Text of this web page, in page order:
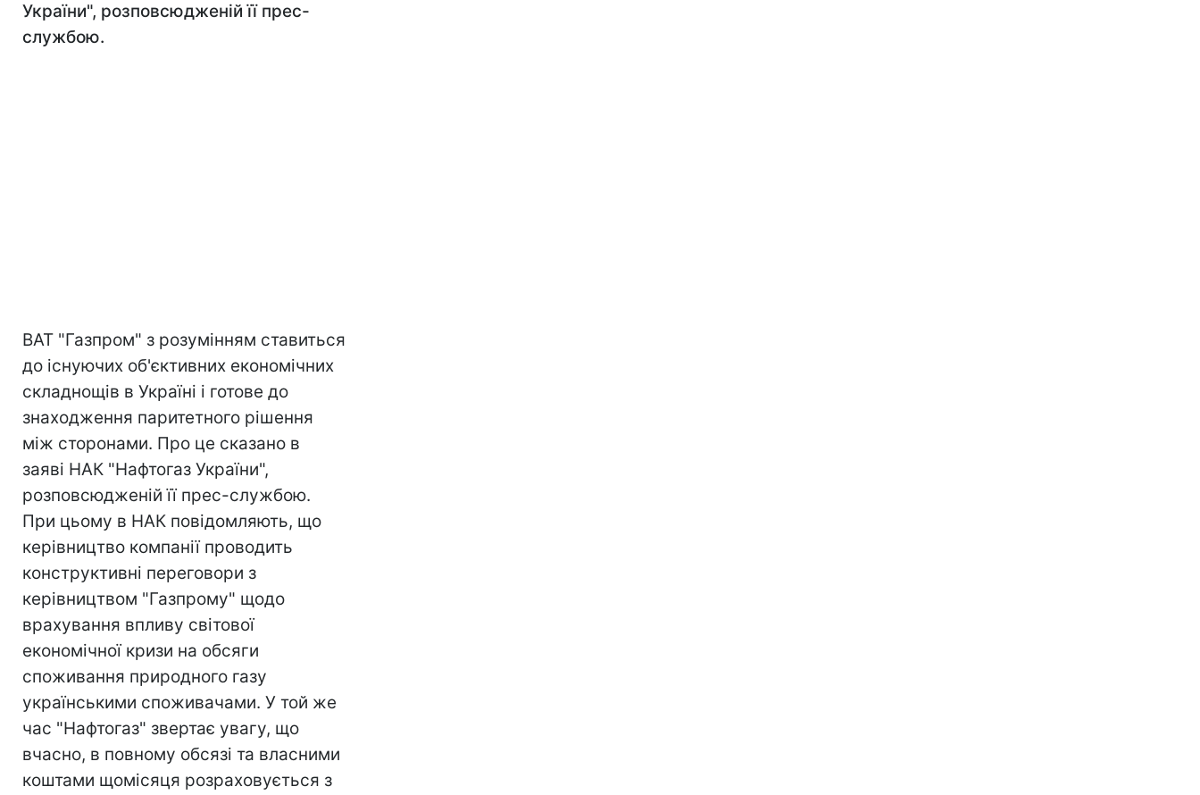
України", розповсюдженій її прес-
службою.
ВАТ "Газпром" з розумінням ставиться
до існуючих об'єктивних економічних
складнощів в Україні і готове до
знаходження паритетного рішення
між сторонами. Про це сказано в
заяві НАК "Нафтогаз України",
розповсюдженій її прес-службою.
При цьому в НАК повідомляють, що
керівництво компанії проводить
конструктивні переговори з
керівництвом "Газпрому" щодо
врахування впливу світової
економічної кризи на обсяги
споживання природного газу
українськими споживачами. У той же
час "Нафтогаз" звертає увагу, що
вчасно, в повному обсязі та власними
коштами щомісяця розраховується з